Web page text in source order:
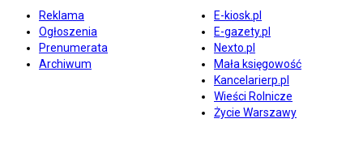
Reklama
Ogłoszenia
Prenumerata
Archiwum
E-kiosk.pl
E-gazety.pl
Nexto.pl
Mała księgowość
Kancelarierp.pl
Wieści Rolnicze
Życie Warszawy